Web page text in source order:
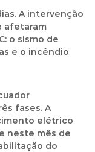
A intervenção
afetaram
o sismo de
e o incêndio
fases. A
elétrico
neste mês de
do